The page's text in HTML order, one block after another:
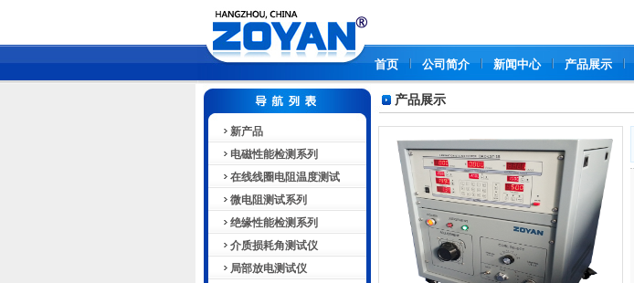
首页 公司简介 新闻中心 产品展示
新产品
电磁性能检测系列
在线线圈电阻温度测试
微电阻测试系列
绝缘性能检测系列
介质损耗角测试仪
局部放电测试仪
产品展示